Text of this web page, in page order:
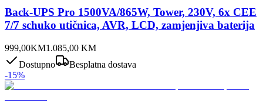
Back-UPS Pro 1500VA/865W, Tower, 230V, 6x CEE
7/7 schuko utičnica, AVR, LCD, zamjenjiva baterija
999,00KM1.085,00 KM
Dostupno
Besplatna dostava
-15%